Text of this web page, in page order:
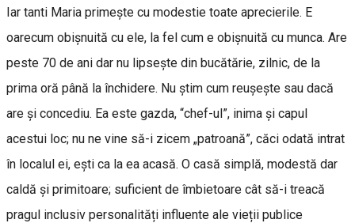
Iar tanti Maria primește cu modestie toate aprecierile. E
oarecum obișnuită cu ele, la fel cum e obișnuită cu munca. Are
peste 70 de ani dar nu lipsește din bucătărie, zilnic, de la
prima oră până la închidere. Nu știm cum reușește sau dacă
are și concediu. Ea este gazda, “chef-ul”, inima și capul
acestui loc; nu ne vine să-i zicem „patroană”, căci odată intrat
în localul ei, ești ca la ea acasă. O casă simplă, modestă dar
caldă și primitoare; suficient de îmbietoare cât să-i treacă
pragul inclusiv personalități influente ale vieții publice